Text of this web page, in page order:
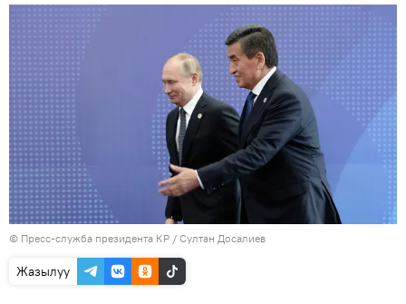
© Пресс-служба президента КР / Султан Досалиев
Жазылуу